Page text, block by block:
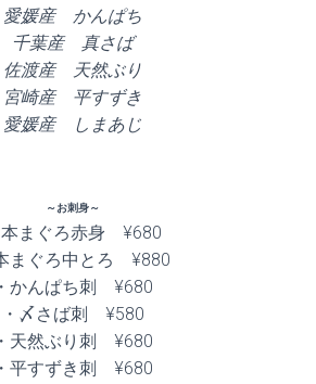
愛媛産 かんぱち
千葉産 真さば
佐渡産 天然ぶり
宮崎産 平すずき
愛媛産 しまあじ
～お刺身～
本まぐろ赤身 ¥680
まぐろ中とろ ¥880
・かんぱち刺 ¥680
・〆さば刺 ¥580
・天然ぶり刺 ¥680
・平すずき刺 ¥680